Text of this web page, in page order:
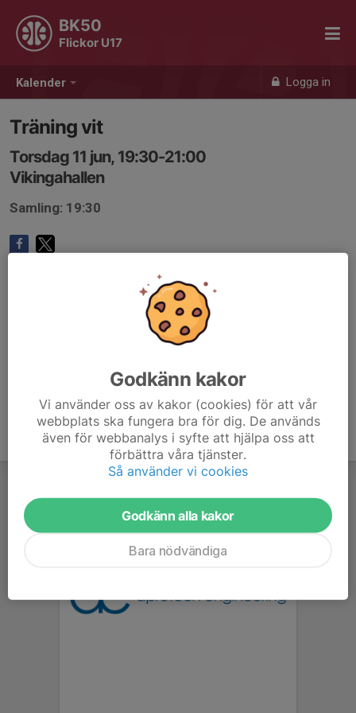
Kalender Logga in
BK50
Flickor U17
Träning vit
Torsdag 11 jun, 19:30-21:00
Vikingahallen
Samling: 19:30
Godkänn kakor
Vi använder oss av kakor (cookies) för att vår
webbplats ska fungera bra för dig. De används
även för webbanalys i syfte att hjälpa oss att
förbättra våra tjänster.
Så använder vi cookies
Godkänn alla kakor
Bara nödvändiga